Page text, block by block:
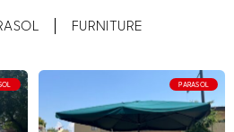
FURNITURE
PARASOL